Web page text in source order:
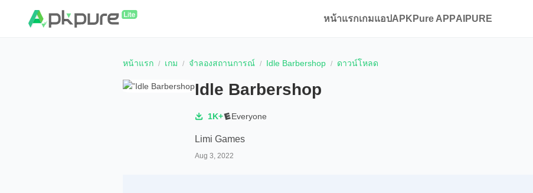
หน้าแรกเกมแอปAPKPure APPAIPURE
หน้าแรก เกม จำลองสถานการณ์ Idle Barbershop ดาวน์โหลด
Idle Barbershop
1K+ Everyone
Limi Games
Aug 3, 2022